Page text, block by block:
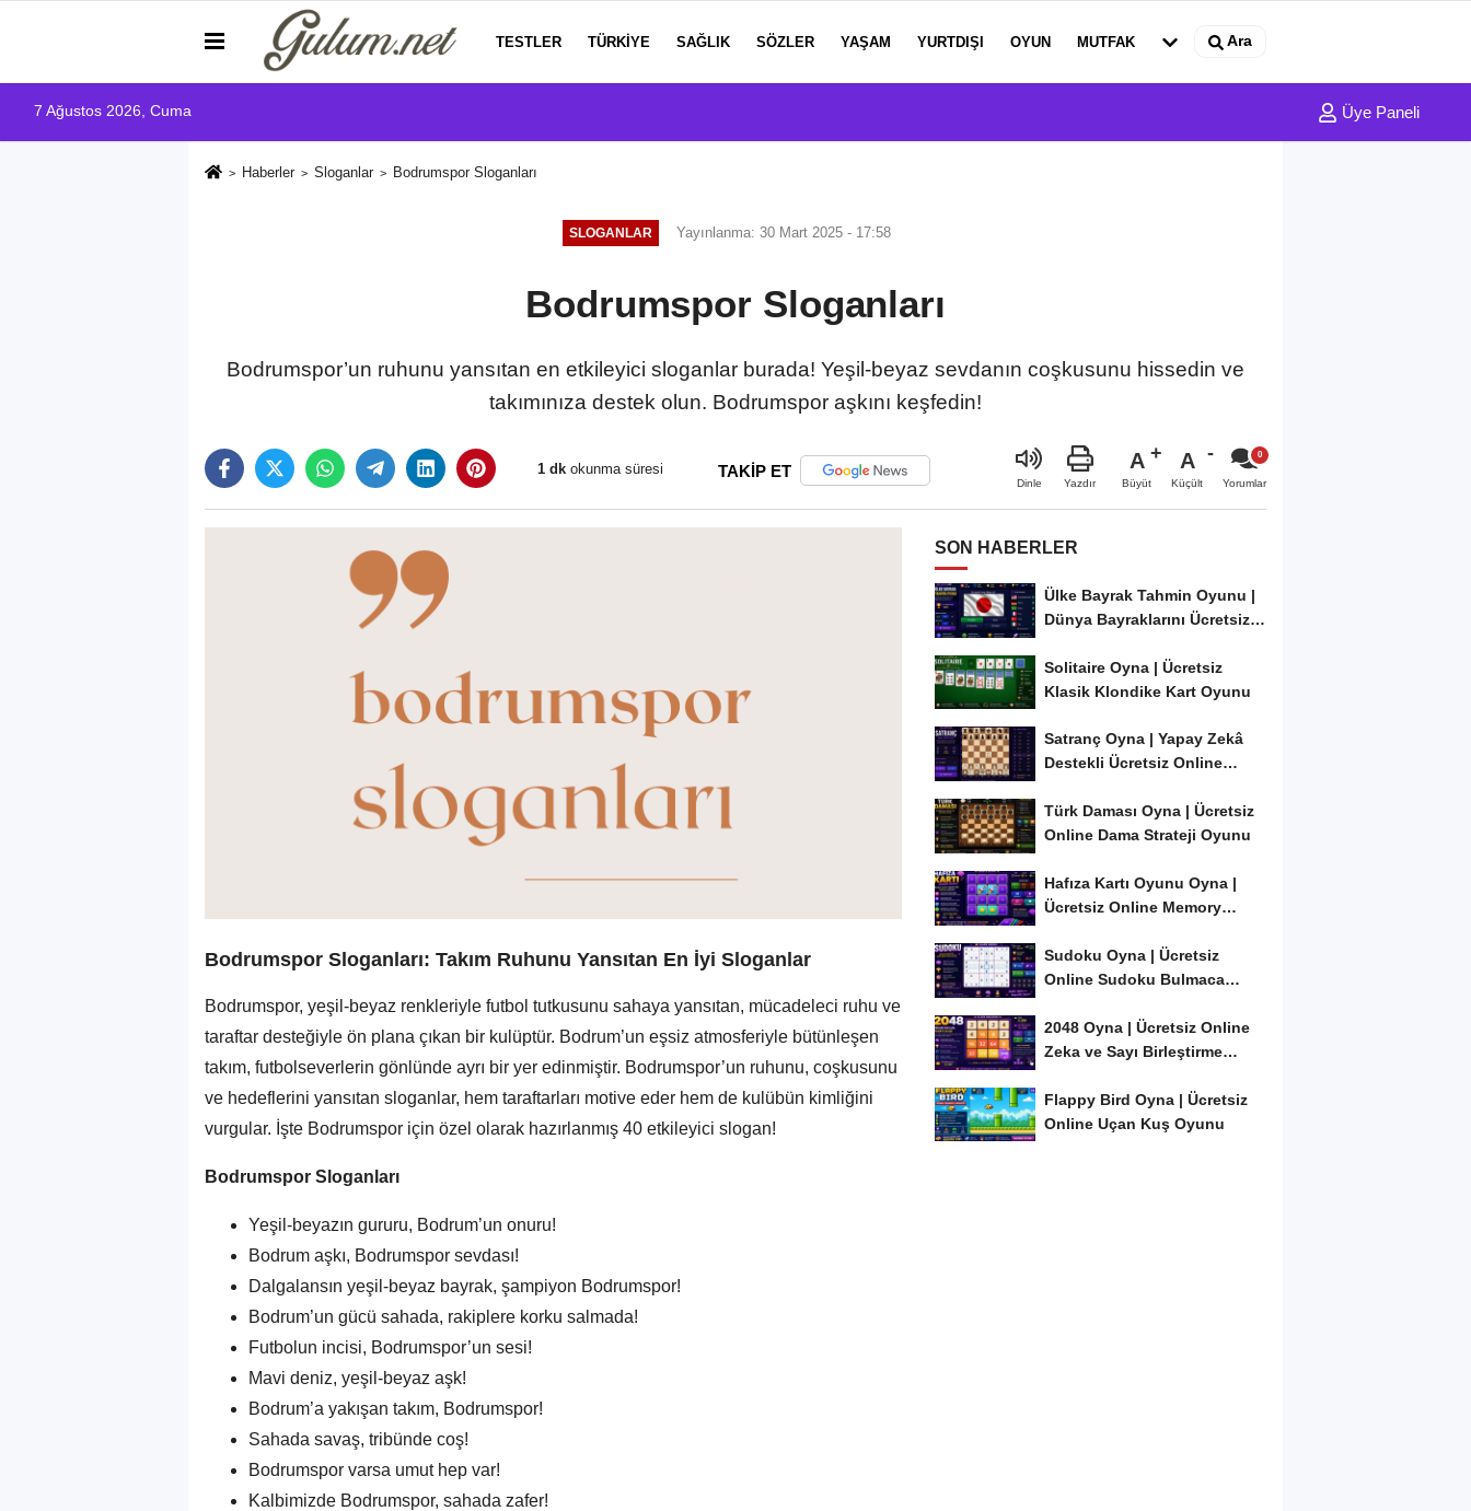
TESTLER TÜRKIYE SAĞLIK SÖZLER YAŞAM YURTDIŞI OYUN MUTFAK Ara
7 Ağustos 2026, Cuma Üye Paneli
Haberler Sloganlar Bodrumspor Sloganları
SLOGANLAR Yayınlanma: 30 Mart 2025 - 17:58
Bodrumspor Sloganları
Bodrumspor’un ruhunu yansıtan en etkileyici sloganlar burada! Yeşil-beyaz sevdanın coşkusunu hissedin ve
takımınıza destek olun. Bodrumspor aşkını keşfedin!
1 dk okunma süresi TAKİP ET
Dinle Yazdır
A
Büyüt
A
Küçült Yorumlar
Bodrumspor Sloganları: Takım Ruhunu Yansıtan En İyi Sloganlar
Bodrumspor, yeşil-beyaz renkleriyle futbol tutkusunu sahaya yansıtan, mücadeleci ruhu ve
taraftar desteğiyle ön plana çıkan bir kulüptür. Bodrum’un eşsiz atmosferiyle bütünleşen
takım, futbolseverlerin gönlünde ayrı bir yer edinmiştir. Bodrumspor’un ruhunu, coşkusunu
ve hedeflerini yansıtan sloganlar, hem taraftarları motive eder hem de kulübün kimliğini
vurgular. İşte Bodrumspor için özel olarak hazırlanmış 40 etkileyici slogan!
Bodrumspor Sloganları
Yeşil-beyazın gururu, Bodrum’un onuru!
Bodrum aşkı, Bodrumspor sevdası!
Dalgalansın yeşil-beyaz bayrak, şampiyon Bodrumspor!
Bodrum’un gücü sahada, rakiplere korku salmada!
Futbolun incisi, Bodrumspor’un sesi!
Mavi deniz, yeşil-beyaz aşk!
Bodrum’a yakışan takım, Bodrumspor!
Sahada savaş, tribünde coş!
Bodrumspor varsa umut hep var!
Kalbimizde Bodrumspor, sahada zafer!
SON HABERLER
Ülke Bayrak Tahmin Oyunu |
Dünya Bayraklarını Ücretsiz
Solitaire Oyna | Ücretsiz
Klasik Klondike Kart Oyunu
Satranç Oyna | Yapay Zekâ
Destekli Ücretsiz Online
Türk Daması Oyna | Ücretsiz
Online Dama Strateji Oyunu
Hafıza Kartı Oyunu Oyna |
Ücretsiz Online Memory
Sudoku Oyna | Ücretsiz
Online Sudoku Bulmaca
2048 Oyna | Ücretsiz Online
Zeka ve Sayı Birleştirme
Flappy Bird Oyna | Ücretsiz
Online Uçan Kuş Oyunu